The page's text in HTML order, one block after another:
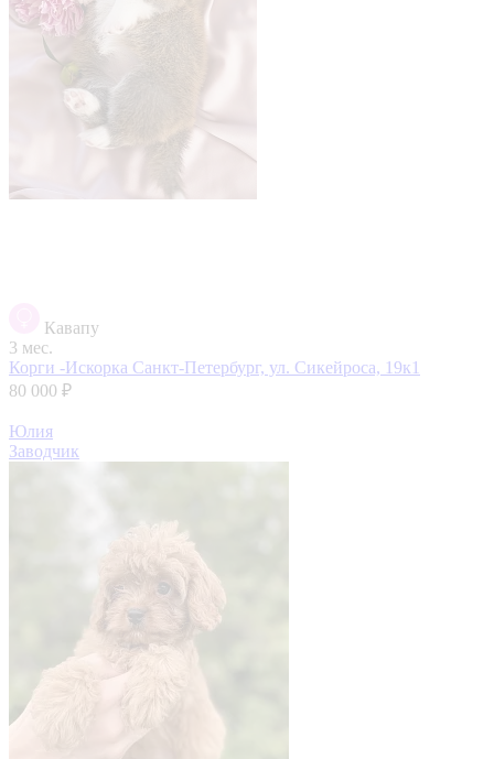
Кавапу
3 мес.
Корги -Искорка Санкт-Петербург, ул. Сикейроса, 19к1
80 000 ₽
Юлия
Заводчик